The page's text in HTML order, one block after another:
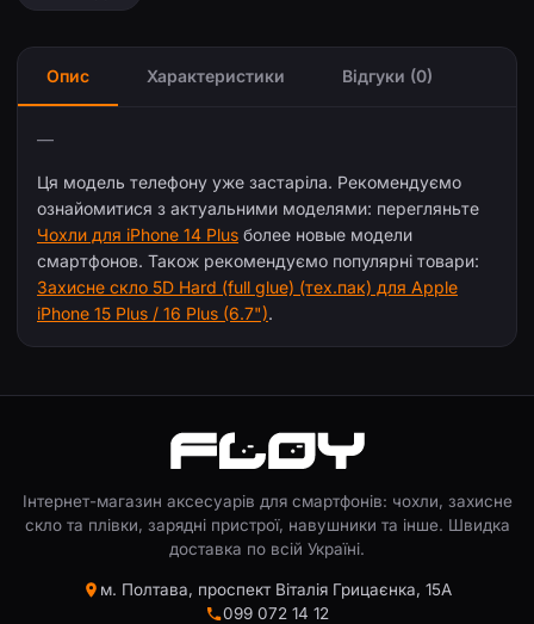
Опис Характеристики Відгуки (0)
—
Ця модель телефону уже застаріла. Рекомендуємо
ознайомитися з актуальними моделями: перегляньте
Чохли для iPhone 14 Plus более новые модели
смартфонов. Також рекомендуємо популярні товари:
Захисне скло 5D Hard (full glue) (тех.пак) для Apple
iPhone 15 Plus / 16 Plus (6.7").
Інтернет-магазин аксесуарів для смартфонів: чохли, захисне
скло та плівки, зарядні пристрої, навушники та інше. Швидка
доставка по всій Україні.
м. Полтава, проспект Віталія Грицаєнка, 15А
099 072 14 12